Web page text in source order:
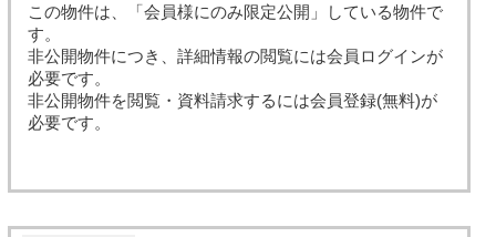
この物件は、「会員様にのみ限定公開」している物件で
す。
非公開物件につき、詳細情報の閲覧には会員ログインが
必要です。
非公開物件を閲覧・資料請求するには会員登録(無料)が
必要です。